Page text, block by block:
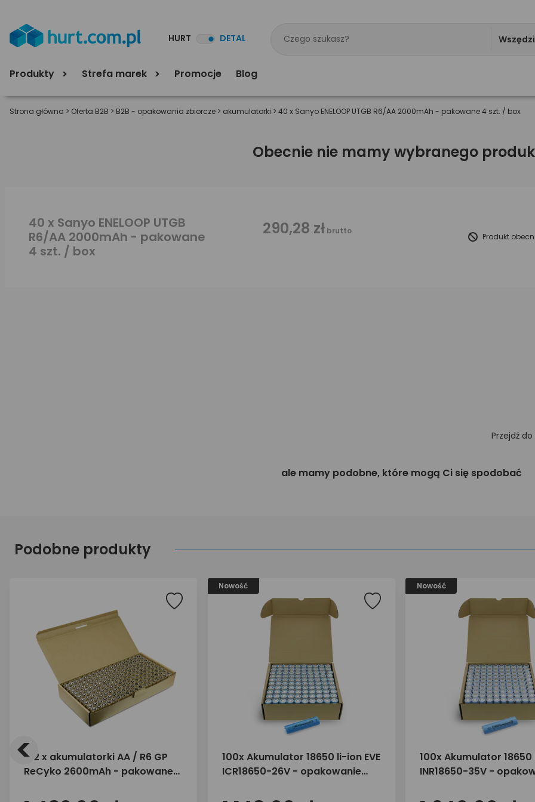
HURT DETAL
Produkty Strefa marek Promocje Blog
Strona główna > Oferta B2B > B2B - opakowania zbiorcze > akumulatorki > 40 x Sanyo ENELOOP UTGB R6/AA 2000mAh - pakowane 4 szt. / box
Obecnie nie mamy wybranego
40 x Sanyo ENELOOP UTGB
R6/AA 2000mAh - pakowane
4 szt. / box
290,28 zł brutto
Produkt
Przejdź do
ale mamy podobne, które mogą Ci się spodobać
Podobne produkty
162 x akumulatorki AA / R6 GP
ReCyko 2600mAh - pakowane
Nowość
100x Akumulator 18650 li-ion EVE
ICR18650-26V - opakowanie
Nowość
100x Akumulator 18650
INR18650-35V -
<